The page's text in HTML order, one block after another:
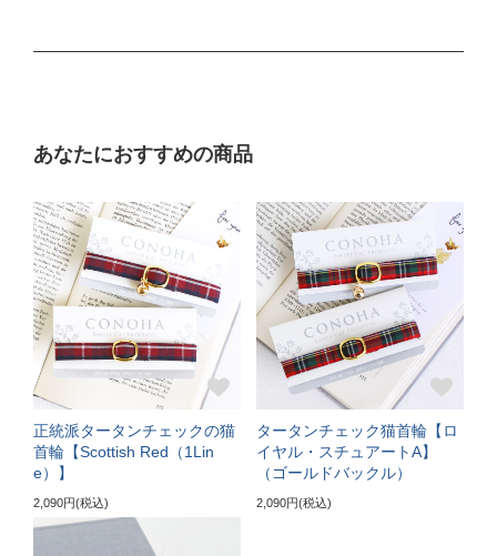
Mサイズ
16～21cm
〔首輪サイズ〕
バックルで18～27cmに調節可能
〔サイズの目安〕
3～5kgの成猫
《特注》Lサイズ（+5cm）
〔ぴったり測った猫ちゃんの首まわり〕
22～24cm
あなたにおすすめの商品
正統派タータンチェックの猫
首輪【Scottish Red（1Lin
e）】
2,090円(税込)
タータンチェック猫首輪【ロ
イヤル・スチュアートA】
（ゴールドバックル）
2,090円(税込)